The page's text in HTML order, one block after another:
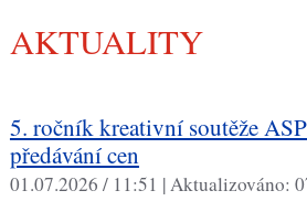
AKTUALITY
5. ročník kreativní soutěže
předávání cen
01.07.2026 / 11:51 |Aktualizováno: